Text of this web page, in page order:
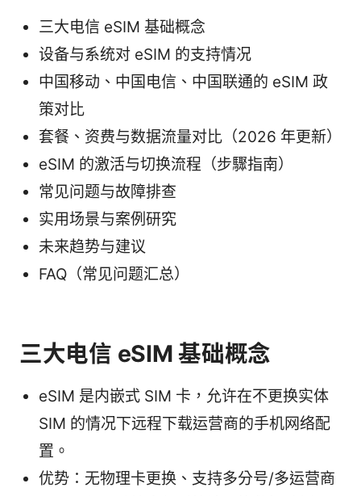
三大电信 eSIM 基础概念
设备与系统对 eSIM 的支持情况
中国移动、中国电信、中国联通的 eSIM 政
策对比
套餐、资费与数据流量对比（2026 年更新）
eSIM 的激活与切换流程（步驟指南）
常见问题与故障排查
实用场景与案例研究
未来趋势与建议
FAQ（常见问题汇总）
三大电信 eSIM 基础概念
eSIM 是内嵌式 SIM 卡，允许在不更换实体
SIM 的情况下远程下载运营商的手机网络配
置。
优势：无物理卡更换、支持多分号/多运营商